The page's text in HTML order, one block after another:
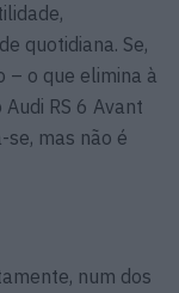
quotidiana. Se,
– o que elimina à
RS 6 Avant
se, mas não é
num dos